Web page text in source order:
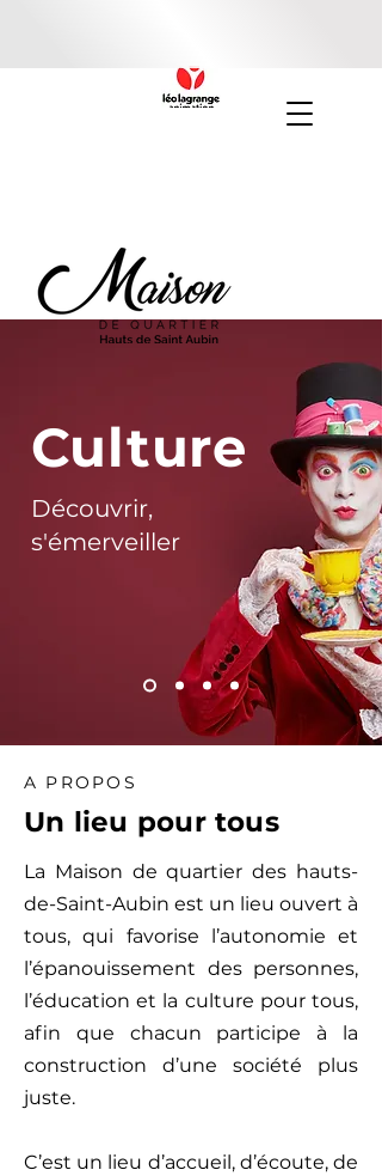
Culture
Découvrir,
s'émerveiller
A PROPOS
Un lieu pour tous
La Maison de quartier des hauts-
de-Saint-Aubin est un lieu ouvert à
tous, qui favorise l’autonomie et
l’épanouissement des personnes,
l’éducation et la culture pour tous,
afin que chacun participe à la
construction d’une société plus
juste.
C’est un lieu d’accueil, d’écoute, de